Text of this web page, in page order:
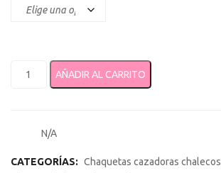
Bomber chico cortavientos 6477 cantidad
AÑADIR AL CARRITO
N/A
CATEGORÍAS: Chaquetas cazadoras chalecos